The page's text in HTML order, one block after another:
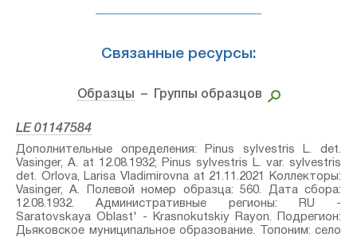
Связанные ресурсы:
Образцы – Группы образцов
LE 01147584
Дополнительные определения: Pinus sylvestris L.⁣ det.
Vasinger, A. at 12.08.1932; Pinus sylvestris L. var. sylvestris⁣
det. Orlova, Larisa Vladimirovna at 21.11.2021 Коллекторы:
Vasinger, A. Полевой номер образца: 560. Дата сбора:
12.08.1932. Административные регионы: RU -
Saratovskaya Oblast' - Krasnokutskiy Rayon. Подрегион:
Дьяковское муниципальное образование. Топоним: село